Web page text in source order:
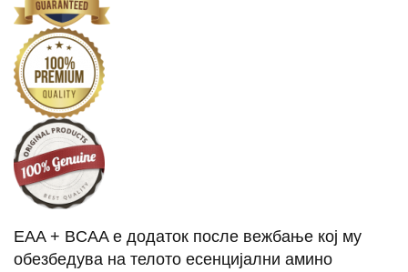
EAA + BCAA е додаток после вежбање кој му
обезбедува на телото есенцијални амино